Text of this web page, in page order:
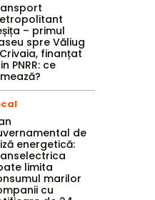
– primul
spre Văliug
finanțat
PNRR: ce
de
energetică:
limita
marilor
cu